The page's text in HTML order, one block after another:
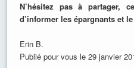
N’hésitez pas à partager,
d’informer les épargnants et
Erin B.
Publié pour vous le 29 janvier